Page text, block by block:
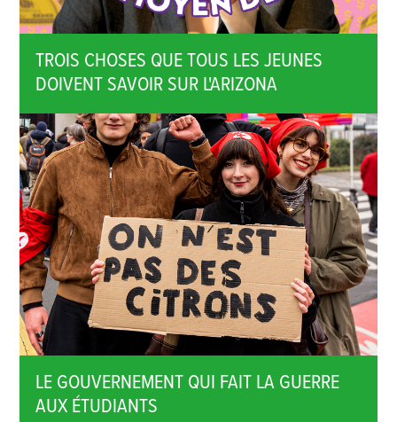
TROIS CHOSES QUE TOUS LES JEUNES
DOIVENT SAVOIR SUR L'ARIZONA
LE GOUVERNEMENT QUI FAIT LA GUERRE
AUX ÉTUDIANTS